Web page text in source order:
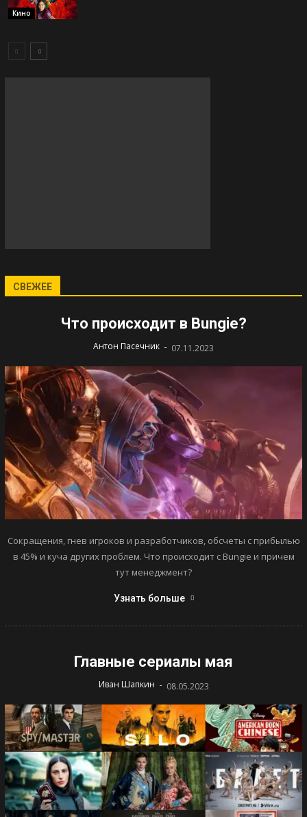
Кино
СВЕЖЕЕ
Что происходит в Bungie?
Антон Пасечник - 07.11.2023
Сокращения, гнев игроков и разработчиков, обсчеты с прибылью
в 45% и куча других проблем. Что происходит с Bungie и причем
тут менеджмент?
Узнать больше
Главные сериалы мая
Иван Шапкин - 08.05.2023